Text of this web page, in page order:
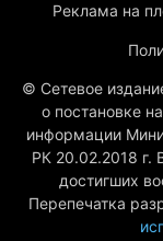
Реклама на
© Сетевое
о постановке
информации
РК 20.02.2018 г.
достигших
Перепечатка